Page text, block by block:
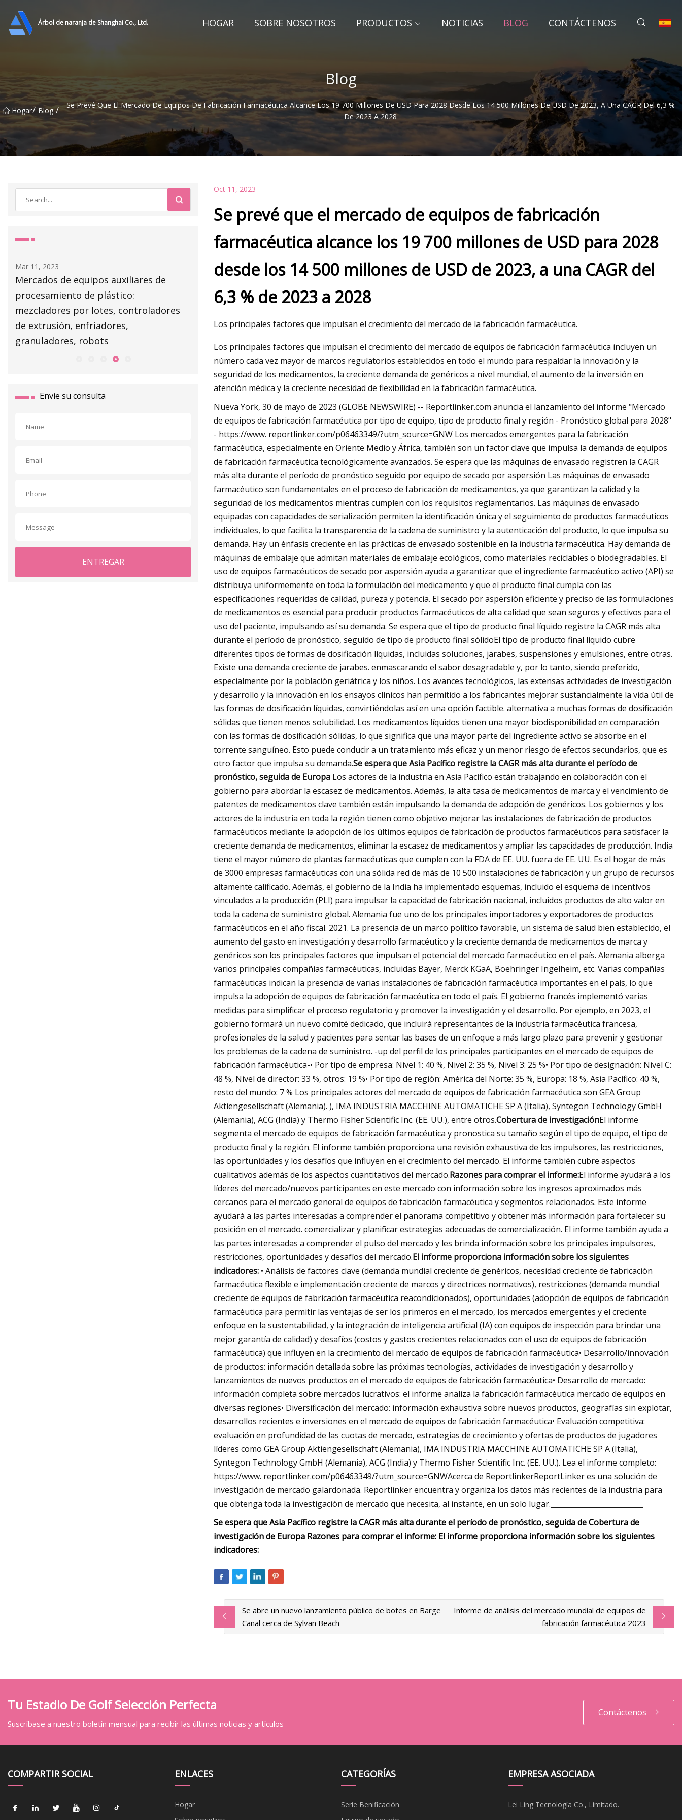
Árbol de naranja de Shanghai Co., Ltd. HOGAR SOBRE NOSOTROS PRODUCTOS NOTICIAS BLOG CONTÁCTENOS
Blog
Hogar/ Blog /
Se Prevé Que El Mercado De Equipos De Fabricación Farmacéutica Alcance Los 19 700 Millones De USD Para 2028 Desde Los 14 500 Millones De USD De 2023, A Una CAGR Del 6,3 %
De 2023 A 2028
Mar 13, 2023
NJM lanza Dara coolvacuum freeze
Mar 05, 2023
4 formas de reducir los costos de
secado de granos
Envíe su consulta
ENTREGAR
Oct 11, 2023
Se prevé que el mercado de equipos de fabricación
farmacéutica alcance los 19 700 millones de USD para 2028
desde los 14 500 millones de USD de 2023, a una CAGR del
6,3 % de 2023 a 2028
Los principales factores que impulsan el crecimiento del mercado de la fabricación farmacéutica.
Los principales factores que impulsan el crecimiento del mercado de equipos de fabricación farmacéutica incluyen un
número cada vez mayor de marcos regulatorios establecidos en todo el mundo para respaldar la innovación y la
seguridad de los medicamentos, la creciente demanda de genéricos a nivel mundial, el aumento de la inversión en
atención médica y la creciente necesidad de flexibilidad en la fabricación farmacéutica.
Nueva York, 30 de mayo de 2023 (GLOBE NEWSWIRE) -- Reportlinker.com anuncia el lanzamiento del informe "Mercado
de equipos de fabricación farmacéutica por tipo de equipo, tipo de producto final y región - Pronóstico global para 2028"
- https://www. reportlinker.com/p06463349/?utm_source=GNW Los mercados emergentes para la fabricación
farmacéutica, especialmente en Oriente Medio y África, también son un factor clave que impulsa la demanda de equipos
de fabricación farmacéutica tecnológicamente avanzados. Se espera que las máquinas de envasado registren la CAGR
más alta durante el período de pronóstico seguido por equipo de secado por aspersión Las máquinas de envasado
farmacéutico son fundamentales en el proceso de fabricación de medicamentos, ya que garantizan la calidad y la
seguridad de los medicamentos mientras cumplen con los requisitos reglamentarios. Las máquinas de envasado
equipadas con capacidades de serialización permiten la identificación única y el seguimiento de productos farmacéuticos
individuales, lo que facilita la transparencia de la cadena de suministro y la autenticación del producto, lo que impulsa su
demanda. Hay un énfasis creciente en las prácticas de envasado sostenible en la industria farmacéutica. Hay demanda de
máquinas de embalaje que admitan materiales de embalaje ecológicos, como materiales reciclables o biodegradables. El
uso de equipos farmacéuticos de secado por aspersión ayuda a garantizar que el ingrediente farmacéutico activo (API) se
distribuya uniformemente en toda la formulación del medicamento y que el producto final cumpla con las
especificaciones requeridas de calidad, pureza y potencia. El secado por aspersión eficiente y preciso de las formulaciones
de medicamentos es esencial para producir productos farmacéuticos de alta calidad que sean seguros y efectivos para el
uso del paciente, impulsando así su demanda. Se espera que el tipo de producto final líquido registre la CAGR más alta
durante el período de pronóstico, seguido de tipo de producto final sólidoEl tipo de producto final líquido cubre
diferentes tipos de formas de dosificación líquidas, incluidas soluciones, jarabes, suspensiones y emulsiones, entre otras.
Existe una demanda creciente de jarabes. enmascarando el sabor desagradable y, por lo tanto, siendo preferido,
especialmente por la población geriátrica y los niños. Los avances tecnológicos, las extensas actividades de investigación
y desarrollo y la innovación en los ensayos clínicos han permitido a los fabricantes mejorar sustancialmente la vida útil de
las formas de dosificación líquidas, convirtiéndolas así en una opción factible. alternativa a muchas formas de dosificación
sólidas que tienen menos solubilidad. Los medicamentos líquidos tienen una mayor biodisponibilidad en comparación
con las formas de dosificación sólidas, lo que significa que una mayor parte del ingrediente activo se absorbe en el
torrente sanguíneo. Esto puede conducir a un tratamiento más eficaz y un menor riesgo de efectos secundarios, que es
otro factor que impulsa su demanda.Se espera que Asia Pacífico registre la CAGR más alta durante el período de
pronóstico, seguida de Europa Los actores de la industria en Asia Pacífico están trabajando en colaboración con el
gobierno para abordar la escasez de medicamentos. Además, la alta tasa de medicamentos de marca y el vencimiento de
patentes de medicamentos clave también están impulsando la demanda de adopción de genéricos. Los gobiernos y los
actores de la industria en toda la región tienen como objetivo mejorar las instalaciones de fabricación de productos
farmacéuticos mediante la adopción de los últimos equipos de fabricación de productos farmacéuticos para satisfacer la
creciente demanda de medicamentos, eliminar la escasez de medicamentos y ampliar las capacidades de producción. India
tiene el mayor número de plantas farmacéuticas que cumplen con la FDA de EE. UU. fuera de EE. UU. Es el hogar de más
de 3000 empresas farmacéuticas con una sólida red de más de 10 500 instalaciones de fabricación y un grupo de recursos
altamente calificado. Además, el gobierno de la India ha implementado esquemas, incluido el esquema de incentivos
vinculados a la producción (PLI) para impulsar la capacidad de fabricación nacional, incluidos productos de alto valor en
toda la cadena de suministro global. Alemania fue uno de los principales importadores y exportadores de productos
farmacéuticos en el año fiscal. 2021. La presencia de un marco político favorable, un sistema de salud bien establecido, el
aumento del gasto en investigación y desarrollo farmacéutico y la creciente demanda de medicamentos de marca y
genéricos son los principales factores que impulsan el potencial del mercado farmacéutico en el país. Alemania alberga
varios principales compañías farmacéuticas, incluidas Bayer, Merck KGaA, Boehringer Ingelheim, etc. Varias compañías
farmacéuticas indican la presencia de varias instalaciones de fabricación farmacéutica importantes en el país, lo que
impulsa la adopción de equipos de fabricación farmacéutica en todo el país. El gobierno francés implementó varias
medidas para simplificar el proceso regulatorio y promover la investigación y el desarrollo. Por ejemplo, en 2023, el
gobierno formará un nuevo comité dedicado, que incluirá representantes de la industria farmacéutica francesa,
profesionales de la salud y pacientes para sentar las bases de un enfoque a más largo plazo para prevenir y gestionar
los problemas de la cadena de suministro. -up del perfil de los principales participantes en el mercado de equipos de
fabricación farmacéutica-• Por tipo de empresa: Nivel 1: 40 %, Nivel 2: 35 %, Nivel 3: 25 %• Por tipo de designación: Nivel C:
48 %, Nivel de director: 33 %, otros: 19 %• Por tipo de región: América del Norte: 35 %, Europa: 18 %, Asia Pacífico: 40 %,
resto del mundo: 7 % Los principales actores del mercado de equipos de fabricación farmacéutica son GEA Group
Aktiengesellschaft (Alemania). ), IMA INDUSTRIA MACCHINE AUTOMATICHE SP A (Italia), Syntegon Technology GmbH
(Alemania), ACG (India) y Thermo Fisher Scientific Inc. (EE. UU.), entre otros.Cobertura de investigaciónEl informe
segmenta el mercado de equipos de fabricación farmacéutica y pronostica su tamaño según el tipo de equipo, el tipo de
producto final y la región. El informe también proporciona una revisión exhaustiva de los impulsores, las restricciones,
las oportunidades y los desafíos que influyen en el crecimiento del mercado. El informe también cubre aspectos
cualitativos además de los aspectos cuantitativos del mercado.Razones para comprar el informe:El informe ayudará a los
líderes del mercado/nuevos participantes en este mercado con información sobre los ingresos aproximados más
cercanos para el mercado general de equipos de fabricación farmacéutica y segmentos relacionados. Este informe
ayudará a las partes interesadas a comprender el panorama competitivo y obtener más información para fortalecer su
posición en el mercado. comercializar y planificar estrategias adecuadas de comercialización. El informe también ayuda a
las partes interesadas a comprender el pulso del mercado y les brinda información sobre los principales impulsores,
restricciones, oportunidades y desafíos del mercado.El informe proporciona información sobre los siguientes
indicadores: • Análisis de factores clave (demanda mundial creciente de genéricos, necesidad creciente de fabricación
farmacéutica flexible e implementación creciente de marcos y directrices normativos), restricciones (demanda mundial
creciente de equipos de fabricación farmacéutica reacondicionados), oportunidades (adopción de equipos de fabricación
farmacéutica para permitir las ventajas de ser los primeros en el mercado, los mercados emergentes y el creciente
enfoque en la sustentabilidad, y la integración de inteligencia artificial (IA) con equipos de inspección para brindar una
mejor garantía de calidad) y desafíos (costos y gastos crecientes relacionados con el uso de equipos de fabricación
farmacéutica) que influyen en la crecimiento del mercado de equipos de fabricación farmacéutica• Desarrollo/innovación
de productos: información detallada sobre las próximas tecnologías, actividades de investigación y desarrollo y
lanzamientos de nuevos productos en el mercado de equipos de fabricación farmacéutica• Desarrollo de mercado:
información completa sobre mercados lucrativos: el informe analiza la fabricación farmacéutica mercado de equipos en
diversas regiones• Diversificación del mercado: información exhaustiva sobre nuevos productos, geografías sin explotar,
desarrollos recientes e inversiones en el mercado de equipos de fabricación farmacéutica• Evaluación competitiva:
evaluación en profundidad de las cuotas de mercado, estrategias de crecimiento y ofertas de productos de jugadores
líderes como GEA Group Aktiengesellschaft (Alemania), IMA INDUSTRIA MACCHINE AUTOMATICHE SP A (Italia),
Syntegon Technology GmbH (Alemania), ACG (India) y Thermo Fisher Scientific Inc. (EE. UU.). Lea el informe completo:
https://www. reportlinker.com/p06463349/?utm_source=GNWAcerca de ReportlinkerReportLinker es una solución de
investigación de mercado galardonada. Reportlinker encuentra y organiza los datos más recientes de la industria para
que obtenga toda la investigación de mercado que necesita, al instante, en un solo lugar.__________________________
Se espera que Asia Pacífico registre la CAGR más alta durante el período de pronóstico, seguida de Cobertura de
investigación de Europa Razones para comprar el informe: El informe proporciona información sobre los siguientes
indicadores:
Se abre un nuevo lanzamiento público de botes en Barge
Canal cerca de Sylvan Beach
Informe de análisis del mercado mundial de equipos de
fabricación farmacéutica 2023
Tu Estadio De Golf Selección Perfecta
Suscríbase a nuestro boletín mensual para recibir las últimas noticias y artículos
Contáctenos
COMPARTIR SOCIAL ENLACES
Hogar
CATEGORÍAS
Serie Benificación
EMPRESA ASOCIADA
Lei Ling Tecnología Co., Limitado.